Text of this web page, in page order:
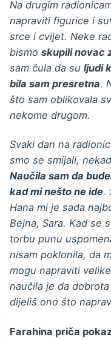
Na drugim
napraviti figurice i
srce i cvijet. Neke
bismo skupili novac
sam čula da su ljudi
bila sam presretna.
što sam oblikovala
nekome drugom.
Svaki dan na
smo se smijali,
Naučila sam da
kad mi nešto ne ide.
Hana mi je sada
Bejna, Sara. Kad se
torbu punu
nisam poklonila, da
mogu napraviti
naučila je da
dijeliš ono što
Farahina priča